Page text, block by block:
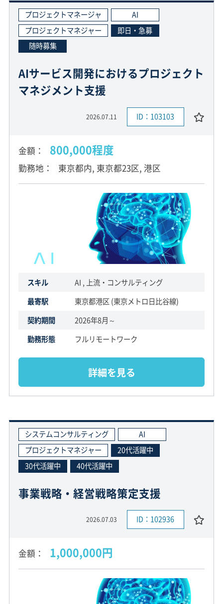
プロジェクトマネージャ
AI
プロジェクトマネジャー
即日・急募
随時募集
AIサービス開発におけるプロジェクト
マネジメント支援
2026.07.11 ID：103103
金額 800,000程度
勤務地 東京都内, 東京都23区, 港区
スキル
AI , 上流・コンサルティング
最寄駅
東京都港区 (東京メトロ日比谷線)
契約期間
2026年8月～
勤務形態
フルリモートワーク
詳細を見る
システムコンサルティング
AI
プロジェクトマネジャー
20代活躍中
30代活躍中
40代活躍中
事業戦略・経営戦略策定支援
2026.07.03 ID：102936
金額 1,000,000円